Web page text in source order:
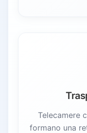
Telecamere
formano una